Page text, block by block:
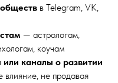
в Telegram, VK,
— астрологам,
коучам
каналы о развитии
влияние, не продавая